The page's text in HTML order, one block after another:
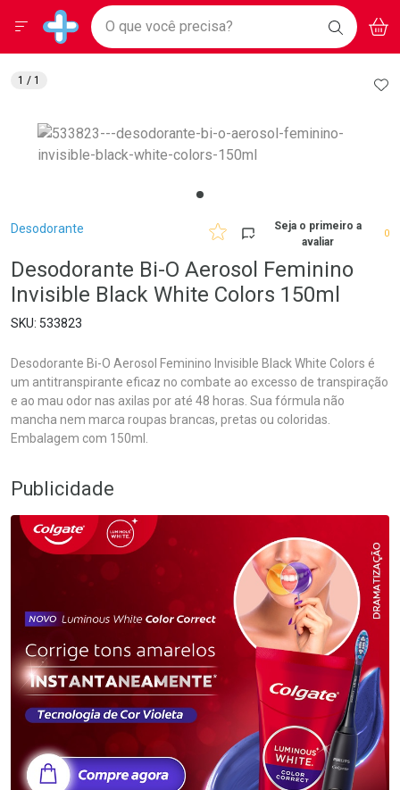
Drogarias Pacheco
Baixe nosso APP e aproveite Ofertas Exclusivas!
BAIXE
O APP
Ir direto para a home
pela página
Ir direto para o conteúdo
Ir direto para a busca
Ir direto para a conta
Ir direto para a notificações
Ir direto para o carrinho
Ir direto para o menu
Faça a sua busca
O que você precisa? BUSCAR
Menu
Breadcrumb
Desodorante
Seja o primeiro a
avaliar
0
Desodorante Bi-O Aerosol Feminino
Invisible Black White Colors 150ml
533823
Desodorante Bi-O Aerosol Feminino Invisible Black White Colors é
um antitranspirante eficaz no combate ao excesso de transpiração
e ao mau odor nas axilas por até 48 horas. Sua fórmula não
mancha nem marca roupas brancas, pretas ou coloridas.
Embalagem com 150ml.
1 / 1
Publicidade